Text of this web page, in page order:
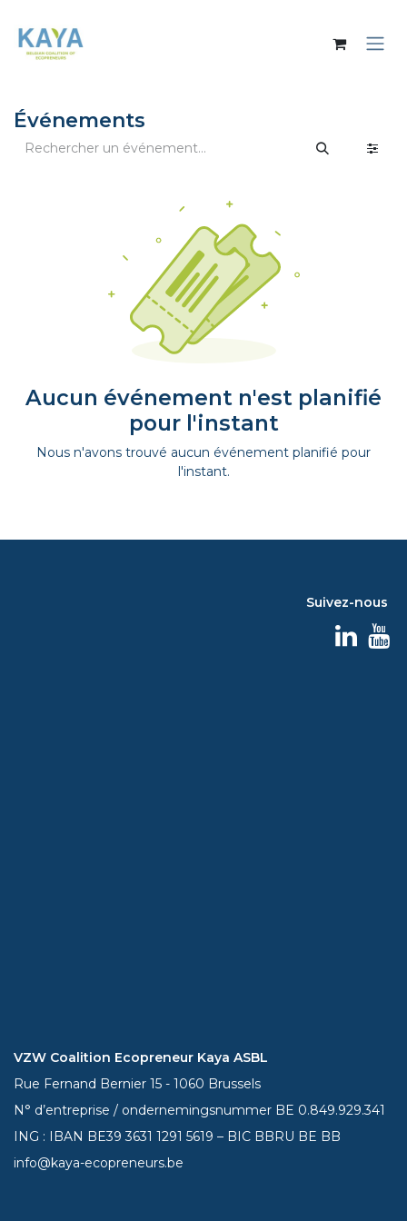
Événements
Aucun événement n'est planifié
pour l'instant
Nous n'avons trouvé aucun événement planifié pour
l'instant.
Suivez-nous
VZW Coalition Ecopreneur Kaya ASBL
Rue Fernand Bernier 15 - 1060 Brussels
N° d’entreprise / ondernemingsnummer BE 0.849.929.341
ING : IBAN BE393631 1291 5619 – BIC BBRU BE BB
info@kaya-ecopreneurs.be